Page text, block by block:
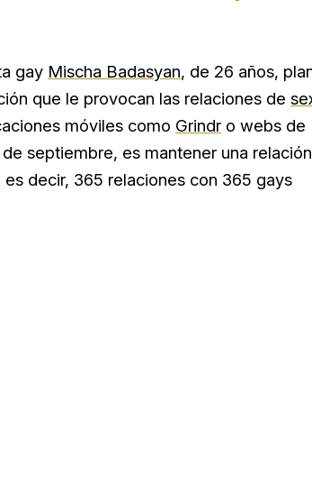
gay Mischa Badasyan, de 26 años,
que le provocan las relaciones de
móviles como Grindr o webs de
septiembre, es mantener una
decir, 365 relaciones con 365 gays